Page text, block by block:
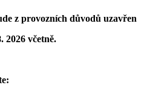
z provozních důvodů uzavřen
2026 včetně.